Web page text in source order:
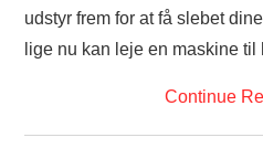
udstyr frem for at få slebet
lige nu kan leje en maskine
Continue